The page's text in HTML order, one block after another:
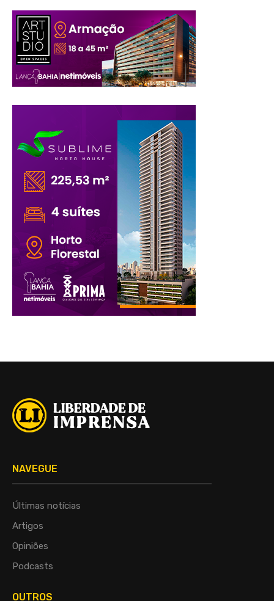
NAVEGUE
Últimas notícias
Artigos
Opiniões
Podcasts
OUTROS